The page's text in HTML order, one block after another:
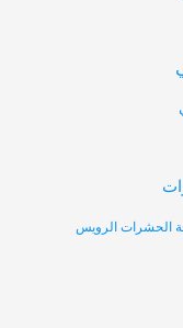
الحشرات الرويس